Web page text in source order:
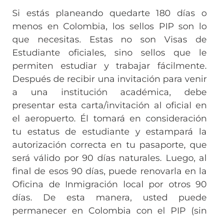
Si estás planeando quedarte 180 días o
menos en Colombia, los sellos PIP son lo
que necesitas. Estas no son Visas de
Estudiante oficiales, sino sellos que le
permiten estudiar y trabajar fácilmente.
Después de recibir una invitación para venir
a una institución académica, debe
presentar esta carta/invitación al oficial en
el aeropuerto. Él tomará en consideración
tu estatus de estudiante y estampará la
autorización correcta en tu pasaporte, que
será válido por 90 días naturales. Luego, al
final de esos 90 días, puede renovarla en la
Oficina de Inmigración local por otros 90
días. De esta manera, usted puede
permanecer en Colombia con el PIP (sin